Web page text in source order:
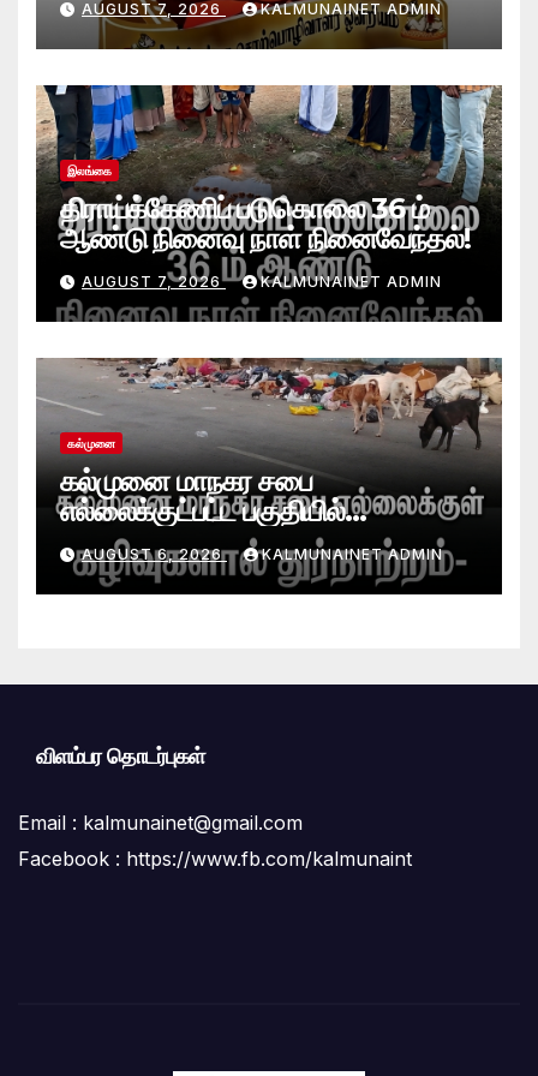
வாழ்த்துக்கள்!
AUGUST 7, 2026 KALMUNAINET ADMIN
இலங்கை
திராய்க்கேணிப் படுகொலை 36 ம்
ஆண்டு நினைவு நாள் நினைவேந்தல்!
AUGUST 7, 2026 KALMUNAINET ADMIN
கல்முனை
கல்முனை மாநகர சபை
எல்லைக்குட்பட்ட பகுதியில்
கழிவுகளால் துர்நாற்றம்- பாதசாரிகள்,
பொதுமக்கள் பெரும் அவதி ;மாநகர
சபை மற்றும் சுகாதாரப் பிரிவினர் மீது
AUGUST 6, 2026 KALMUNAINET ADMIN
விளம்பர தொடர்புகள்
Email : kalmunainet@gmail.com
Facebook : https://www.fb.com/kalmunaint